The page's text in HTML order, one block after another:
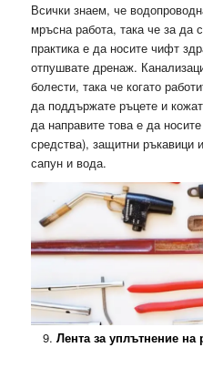
Всички знаем, че
мръсна работа, така че за да
практика е да носите чифт
отпушвате дренаж.
болести, така че когато
да поддържате ръцете и
да направите това е да
средства), защитни ръкавици
сапун и вода.
Лента за уплътнение на